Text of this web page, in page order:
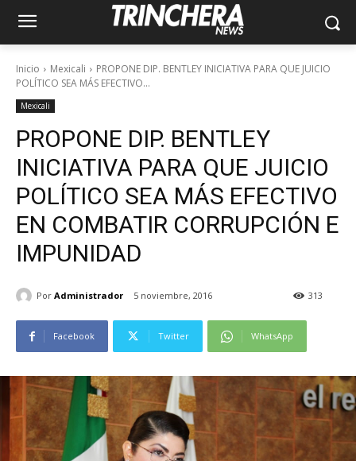
Inicio Mexicali
PROPONE DIP. BENTLEY INICIATIVA PARA QUE JUICIO
POLÍTICO SEA MÁS EFECTIVO...
Mexicali
PROPONE DIP. BENTLEY
INICIATIVA PARA QUE JUICIO
POLÍTICO SEA MÁS EFECTIVO
EN COMBATIR CORRUPCIÓN E
IMPUNIDAD
Por Administrador 5 noviembre, 2016 313
Facebook Twitter WhatsApp